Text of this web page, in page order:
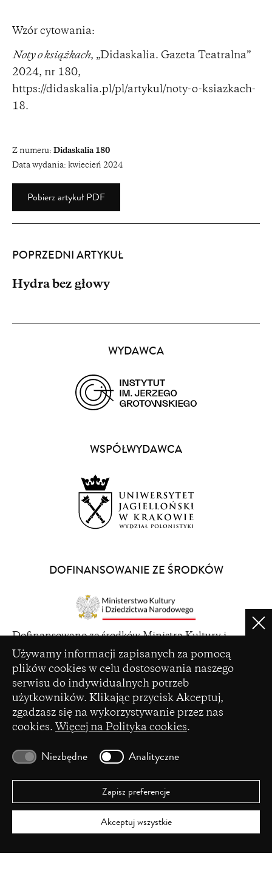
Ustawienia plików cookie
Używamy informacji zapisanych za pomocą
plików cookies w celu dostosowania naszego
serwisu do indywidualnych potrzeb
użytkowników. Klikając przycisk Akceptuj,
zgadzasz się na wykorzystywanie przez nas
cookies. Więcej na Polityka cookies.
Niezbędne Analityczne
Zapisz preferencje
Akceptuj wszystkie
Wzór cytowania:
Noty o książkach, „Didaskalia. Gazeta Teatralna”
2024, nr 180,
https://didaskalia.pl/pl/artykul/noty-o-ksiazkach-
18.
Z numeru: Didaskalia 180
Data wydania: kwiecień 2024
Pobierz artykuł PDF
POPRZEDNI ARTYKUŁ
Hydra bez głowy
WYDAWCA
WSPÓŁWYDAWCA
DOFINANSOWANIE ZE ŚRODKÓW
a
new
window)
Dofinansowano ze środków Ministra Kultury i
Dziedzictwa Narodowego pochodzących z Funduszu
Promocji Kultury – państwowego funduszu celowego
(opens
a
Ministerstwa Nauki i Szkolnictwa Wyższego na
podstawie umowy Nr 86/WCN/2019/1 z dnia 19
lipca 2019 r. z pomocy przyznanej w ramach
programu „Wsparcie dla czasopism naukowych”.